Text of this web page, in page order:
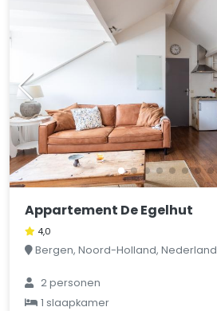
Appartement De Egelhut
4,0
Bergen, Noord-Holland, Nederland
2 personen
1 slaapkamer